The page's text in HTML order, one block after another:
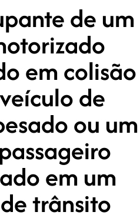
de um
em colisão
de
ou um
em um
trânsito